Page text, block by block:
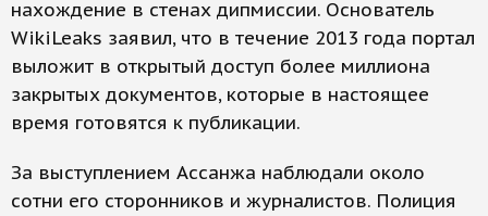
нахождение в стенах дипмиссии. Основатель
WikiLeaks заявил, что в течение 2013 года портал
выложит в открытый доступ более миллиона
закрытых документов, которые в настоящее
время готовятся к публикации.
За выступлением Ассанжа наблюдали около
сотни его сторонников и журналистов. Полиция